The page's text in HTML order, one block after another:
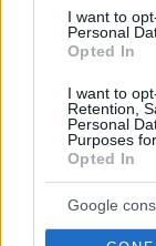
I want to
Personal
Opted In
I want to
Retention,
Personal
Purposes
Opted In
Google
συνεργασία
Ακολουθήστε
και μάθετε
Δείτε όλες τις